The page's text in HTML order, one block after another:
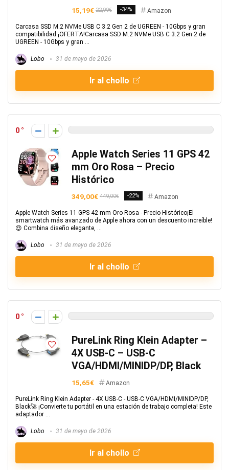
15,19€ 22,99€ -34% Amazon
Carcasa SSD M.2 NVMe USB C 3.2 Gen 2 de UGREEN - 10Gbps y gran
compatibilidad ¡OFERTA!Carcasa SSD M.2 NVMe USB C 3.2 Gen 2 de
UGREEN - 10Gbps y gran ...
Lobo 31 de mayo de 2026
Ir al chollo
0
Apple Watch Series 11 GPS 42
mm Oro Rosa – Precio
Histórico
349,00€ 449,00€ -22% Amazon
Apple Watch Series 11 GPS 42 mm Oro Rosa - Precio Histórico¡El
smartwatch más avanzado de Apple ahora con un descuento increíble!
😍 Combina diseño elegante, ...
Lobo 31 de mayo de 2026
Ir al chollo
0
PureLink Ring Klein Adapter –
4X USB-C – USB-C
VGA/HDMI/MINIDP/DP, Black
15,65€ Amazon
PureLink Ring Klein Adapter - 4X USB-C - USB-C VGA/HDMI/MINIDP/DP,
Black🚀 ¡Convierte tu portátil en una estación de trabajo completa! Este
adaptador ...
Lobo 31 de mayo de 2026
Ir al chollo